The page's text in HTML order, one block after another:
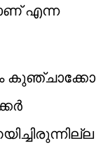
എന്ന
കുഞ്ചാക്കോ